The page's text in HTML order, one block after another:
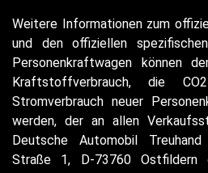
Weitere Informationen zum
und den offiziellen
Personenkraftwagen können
Kraftstoffverbrauch, die
Stromverbrauch neuer
werden, der an allen
Deutsche Automobil
Straße 1, D-73760 Ostfildern